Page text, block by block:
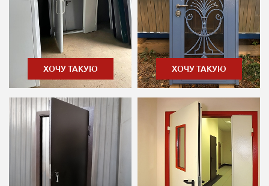
ХОЧУ ТАКУЮ ХОЧУ ТАКУЮ